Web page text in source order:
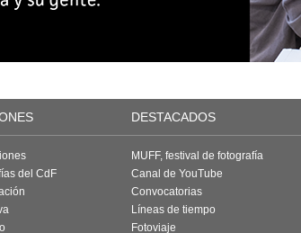
DESTACADOS
del CdF
MUFF, festival de fotografía
Canal de YouTube
Convocatorias
Líneas de tiempo
Fotoviaje